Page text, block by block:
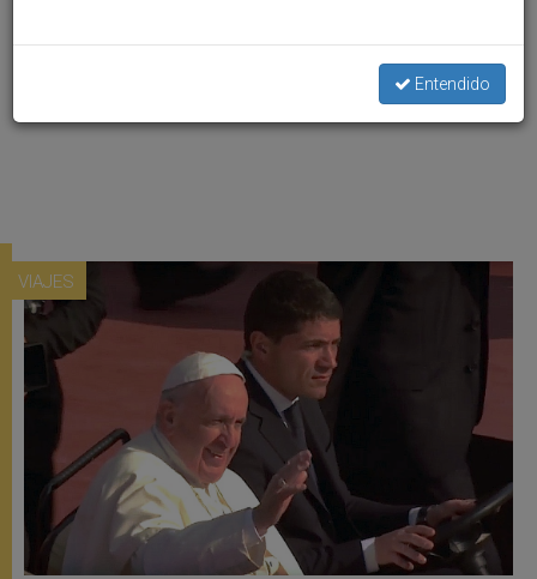
VIAJES
Entendido